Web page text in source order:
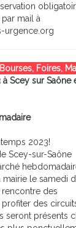
mail à
urgence.org
Foires,
Scey sur Saône
2023!
Scey-sur-Saône
mairie le samedi
rencontre des
des
seront présents